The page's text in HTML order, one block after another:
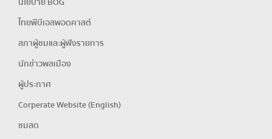
ไทยพีบีเอสพอดคาสต์
สภาผู้ชมและผู้ฟังรายการ
นักข่าวพลเมือง
ผู้ประกาศ
Corperate Website (English)
ชมสด